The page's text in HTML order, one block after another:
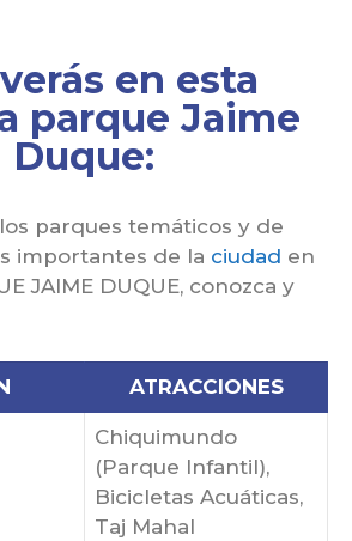
en esta
parque Jaime
Duque:
parques temáticos y de
importantes de la ciudad en
JAIME DUQUE, conozca y
ATRACCIONES
Chiquimundo
(Parque Infantil),
Bicicletas Acuáticas,
Taj Mahal